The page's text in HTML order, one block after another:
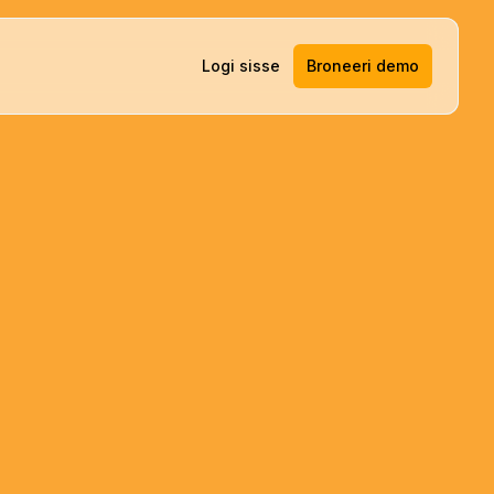
Logi sisse Broneeri demo